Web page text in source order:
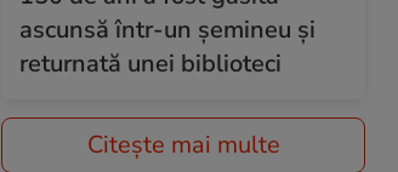
ascunsă într-un șemineu și
returnată unei biblioteci
Citește mai multe